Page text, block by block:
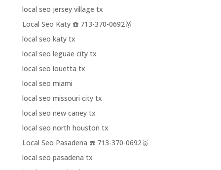
local seo jersey village tx
Local Seo Katy ☎️ 713-370-0692🥇
local seo katy tx
local seo leguae city tx
local seo louetta tx
local seo miami
local seo missouri city tx
local seo new caney tx
local seo north houston tx
Local Seo Pasadena ☎️ 713-370-0692🥇
local seo pasadena tx